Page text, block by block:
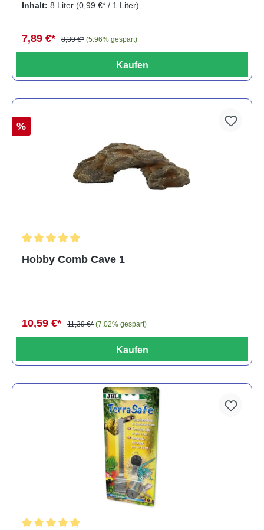
Inhalt: 8 Liter (0,99 €* / 1 Liter)
7,89 €* 8,39 €* (5.96% gespart)
Kaufen
%
Hobby Comb Cave 1
10,59 €* 11,39 €* (7.02% gespart)
Kaufen